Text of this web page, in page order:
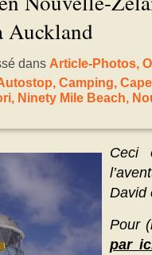
Auckland
dans Article-Photos,
, Camping,
, Ninety Mile Beach,
David
Pour
par